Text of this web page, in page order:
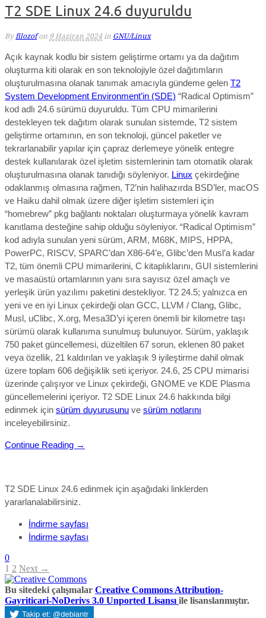
T2 SDE Linux 24.6 duyuruldu
By filozof on 9 Haziran 2024 in GNU/Linux
Açık kaynak kodlu bir sistem geliştirme ortamı ya da dağıtım
oluşturma kiti olarak en son teknolojiyle özel dağıtımların
oluşturulmasına olanak tanımak amacıyla gündeme gelen T2
System Development Environment’in (SDE) “Radical Optimism”
kod adlı 24.6 sürümü duyuruldu. Tüm CPU mimarilerini
destekleyen tek dağıtım olarak sunulan sistemde, T2 sistem
geliştirme ortamının, en son teknoloji, güncel paketler ve
tekrarlanabilir yapılar için çapraz derlemeye yönelik entegre
destek kullanılarak özel işletim sistemlerinin tam otomatik olarak
oluşturulmasına olanak tanıdığı söyleniyor. Linux çekirdeğine
odaklanmış olmasına rağmen, T2’nin halihazırda BSD’ler, macOS
ve Haiku dahil olmak üzere diğer işletim sistemleri için
“homebrew” pkg bağlantı noktaları oluşturmaya yönelik kavram
kanıtlama desteğine sahip olduğu söyleniyor. “Radical Optimism”
kod adıyla sunulan yeni sürüm, ARM, M68K, MIPS, HPPA,
PowerPC, RISCV, SPARC’dan X86-64’e, Glibc’den Musl’a kadar
T2, tüm önemli CPU mimarilerini, C kitaplıklarını, GUI sistemlerini
ve masaüstü ortamlarının yanı sıra sayısız özel amaçlı ve
yerleşik ürün yazılımı paketini destekliyor. T2 24.5; yalnızca en
yeni ve en iyi Linux çekirdeği olan GCC, LLVM / Clang, Glibc,
Musl, uClibc, X.org, Mesa3D’yi içeren önemli bir kilometre taşı
sürümü olarak kullanıma sunulmuş bulunuyor. Sürüm, yaklaşık
750 paket güncellemesi, düzeltilen 67 sorun, eklenen 80 paket
veya özellik, 21 kaldırılan ve yaklaşık 9 iyileştirme dahil olmak
üzere toplam 606 değişiklik seti içeriyor. 24.6, 25 CPU mimarisi
üzerinde çalışıyor ve Linux çekirdeği, GNOME ve KDE Plasma
güncellemelerini içeriyor. T2 SDE Linux 24.6 hakkında bilgi
edinmek için sürüm duyurusunu ve sürüm notlarını
inceleyebilirsiniz.
Continue Reading →
T2 SDE Linux 24.6 edinmek için aşağıdaki linklerden
yararlanalabilirsiniz.
İndirme sayfası
İndirme sayfası
0
1 2 Next →
Bu sitedeki çalışmalar Creative Commons Attribution-
Gayriticari-NoDerivs 3.0 Unported Lisansı ile lisanslanmıştır.